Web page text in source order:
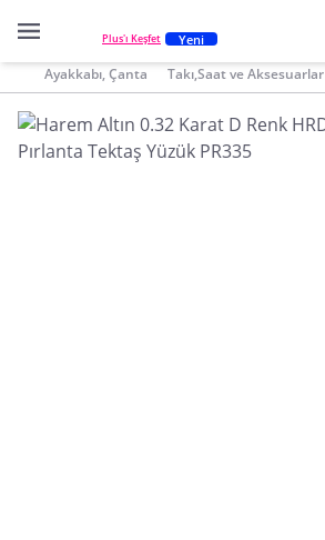
Plus'ı Keşfet Yeni
Ayakkabı, Çanta Takı,Saat ve Aksesuarlar